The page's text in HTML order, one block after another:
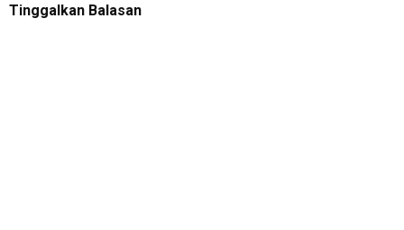
Tinggalkan Balasan